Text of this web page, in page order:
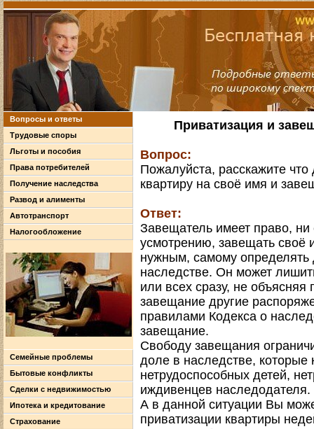
Вопросы и ответы
Трудовые споры
Льготы и пособия
Права потребителей
Получение наследства
Развод и алименты
Автотранспорт
Налогообложение
Семейные проблемы
Бытовые конфликты
Сделки с недвижимостью
Ипотека и кредитование
Страхование
Приватизация и
Вопрос:
Пожалуйста, расскажите
квартиру на своё имя и
Ответ:
Завещатель имеет право, ни
усмотрению, завещать своё
нужным, самому
наследстве. Он может
или всех сразу, не
завещание другие
правилами Кодекса о
завещание.
Свободу завещания
доле в наследстве,
нетрудоспособных детей,
иждивенцев наследодателя.
А в данной ситуации Вы
приватизации квартиры